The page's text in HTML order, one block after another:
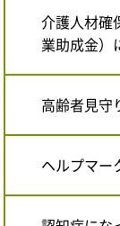
介護人材確
業助成金）
高齢者見守
ヘルプマー